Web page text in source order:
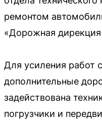
ремонтом
«Дорожная
Для усиления работ
дополнительные
задействована
погрузчики и